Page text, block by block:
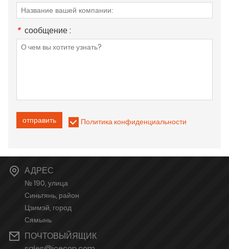
* сообщение :
отправить Политика конфиденциальности
АДРЕС
№ 190, улица
Синьтянь, район
Цзимэй, город
Сямынь
ПОЧТОВЫЙЯЩИК